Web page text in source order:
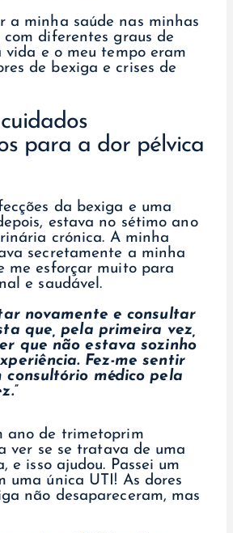
a minha saúde nas minhas
com diferentes graus de
vida e o meu tempo eram
de bexiga e crises de
para a dor pélvica
da bexiga e uma
estava no sétimo ano
crónica. A minha
secretamente a minha
me esforçar muito para
e saudável.
novamente e consultar
que, pela primeira vez,
que não estava sozinho
Fez-me sentir
consultório médico pela
ano de trimetoprim
ver se se tratava de uma
e isso ajudou. Passei um
uma única UTI! As dores
não desapareceram, mas